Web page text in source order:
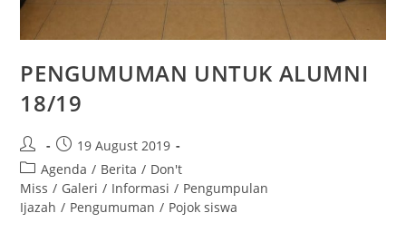
PENGUMUMAN UNTUK ALUMNI
18/19
19 August 2019
Agenda / Berita / Don't
Miss / Galeri / Informasi / Pengumpulan
Ijazah / Pengumuman / Pojok siswa